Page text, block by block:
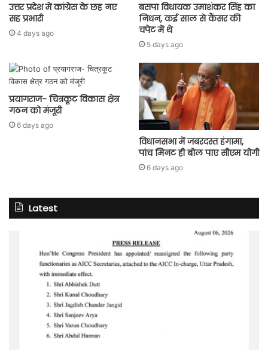
उत्तर प्रदेश में कांग्रेस के छह नए
सह प्रभारी
4 days ago
बसपा विधायक उमाशंकर सिंह का
निधन, कई साल से कैंसर की
चपेट में थे
5 days ago
प्रयागराज- चित्रकूट विकास क्षेत्र
गठन को मंजूरी
6 days ago
विधानसभा में जबरदस्त हंगामा,
पांच मिनट ही बोल पाए सीएम योगी
6 days ago
Latest